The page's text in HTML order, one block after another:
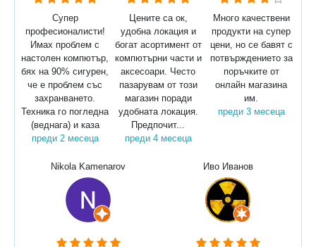
Супер
професионалисти!
Имах проблем с
настолен компютър,
бях на 90% сигурен,
че е проблем със
захранването.
Техника го погледна
(веднага) и каза
преди 2 месеца
Цените са ок,
удобна локация и
богат асортимент от
компютърни части и
аксесоари. Често
пазарувам от този
магазин поради
удобната локация.
Предпочит...
преди 4 месеца
Много качествени
продукти на супер
цени, но се бавят с
потвърждението за
поръчките от
онлайн магазина
им.
преди 3 месеца
Nikola Kamenarov Иво Иванов